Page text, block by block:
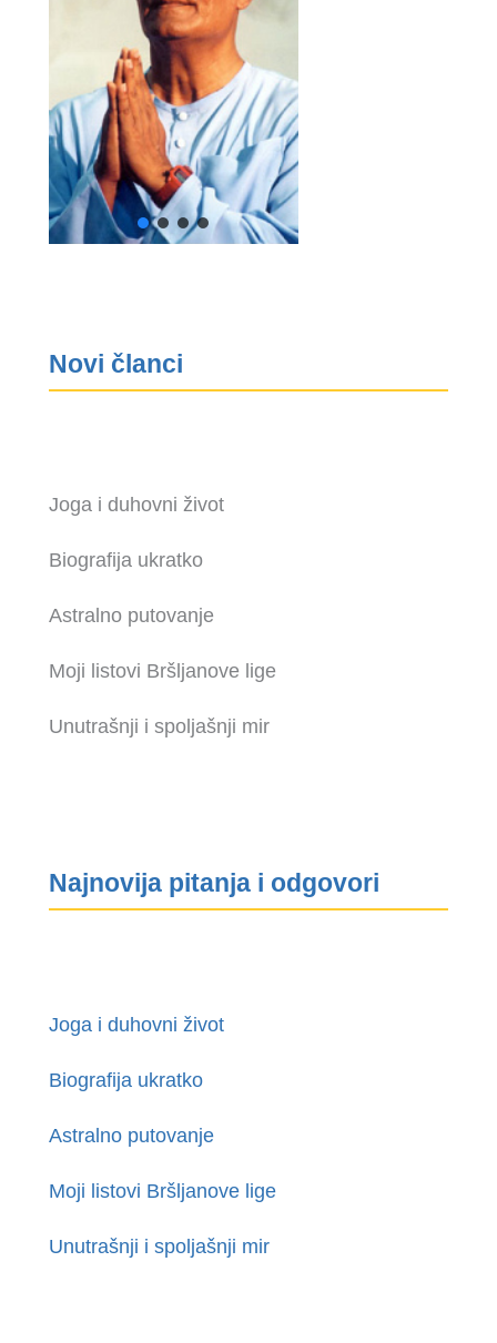
Novi članci
Joga i duhovni život
Biografija ukratko
Astralno putovanje
Moji listovi Bršljanove lige
Unutrašnji i spoljašnji mir
Najnovija pitanja i odgovori
Joga i duhovni život
Biografija ukratko
Astralno putovanje
Moji listovi Bršljanove lige
Unutrašnji i spoljašnji mir